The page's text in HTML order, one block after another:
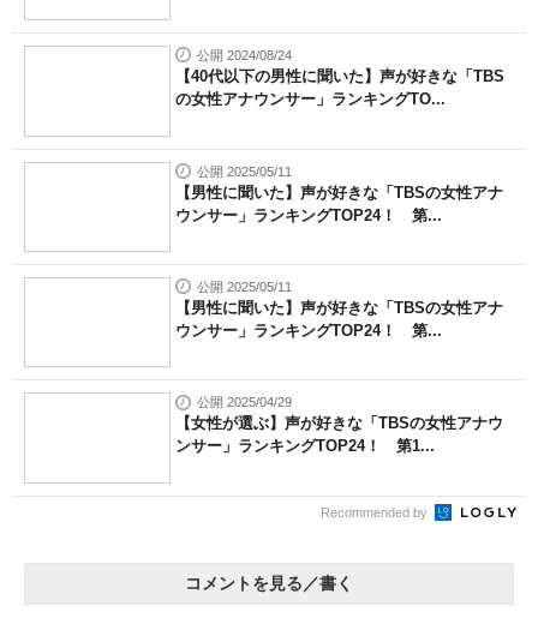
公開 2024/08/24
【40代以下の男性に聞いた】声が好きな「TBS
の女性アナウンサー」ランキングTO...
公開 2025/05/11
【男性に聞いた】声が好きな「TBSの女性アナ
ウンサー」ランキングTOP24！ 第...
公開 2025/05/11
【男性に聞いた】声が好きな「TBSの女性アナ
ウンサー」ランキングTOP24！ 第...
公開 2025/04/29
【女性が選ぶ】声が好きな「TBSの女性アナウ
ンサー」ランキングTOP24！ 第1...
Recommended by
コメントを見る／書く